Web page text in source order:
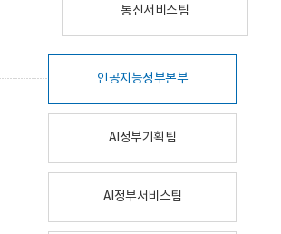
통신서비스팀
인공지능정부본부
AI정부기획팀
AI정부서비스팀